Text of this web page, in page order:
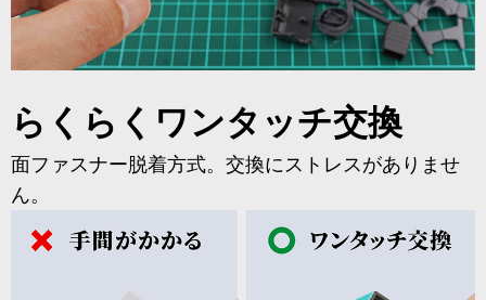
らくらくワンタッチ交換
面ファスナー脱着方式。交換にストレスがありませ
ん。